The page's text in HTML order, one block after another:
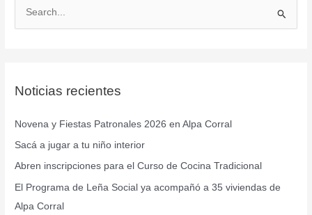
a
p
o
r
:
Noticias recientes
Novena y Fiestas Patronales 2026 en Alpa Corral
Sacá a jugar a tu niño interior
Abren inscripciones para el Curso de Cocina Tradicional
El Programa de Leña Social ya acompañó a 35 viviendas de
Alpa Corral